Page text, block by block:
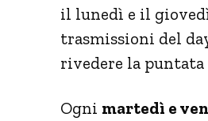
il lunedì e il
trasmissioni del
rivedere la
Ogni martedì e